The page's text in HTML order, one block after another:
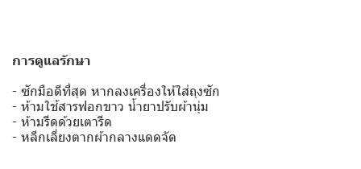
การดูแลรักษา
- ซักมือดีที่สุด หากลงเครื่องให้ใส่ถุงซัก
- ห้ามใช้สารฟอกขาว น้ำยาปรับผ้านุ่ม
- ห้ามรีดด้วยเตารีด
- หลีกเลี่ยงตากผ้ากลางแดดจัด